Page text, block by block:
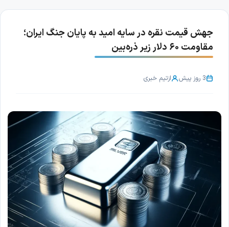
جهش قیمت نقره در سایه امید به پایان جنگ ایران؛
مقاومت ۶۰ دلار زیر ذره‌بین
3 روز پیش ازتیم خبری